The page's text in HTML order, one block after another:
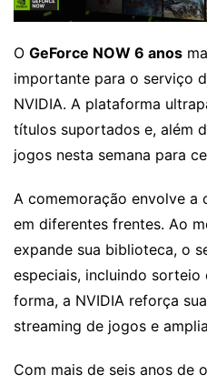
O GeForce NOW 6 anos
importante para o serviço
NVIDIA. A plataforma
títulos suportados e, além
jogos nesta semana para
A comemoração envolve a
em diferentes frentes. Ao
expande sua biblioteca, o
especiais, incluindo sorteio
forma, a NVIDIA reforça
streaming de jogos e
Com mais de seis anos de